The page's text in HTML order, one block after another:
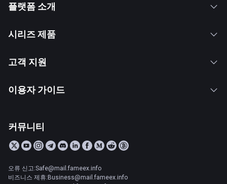
플랫폼 소개
시리즈 제품
고객 지원
이용자 가이드
커뮤니티
오류 신고:Safe@mail.fameex.info
비즈니스 제휴:Business@mail.fameex.info